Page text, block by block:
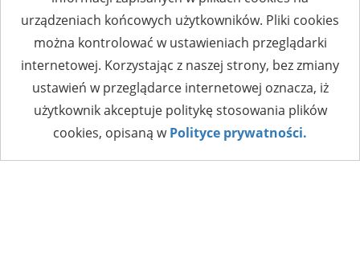
urządzeniach końcowych użytkowników. Pliki cookies
można kontrolować w ustawieniach przeglądarki
internetowej. Korzystając z naszej strony, bez zmiany
ustawień w przeglądarce internetowej oznacza, iż
użytkownik akceptuje politykę stosowania plików
cookies, opisaną wPolityce prywatności.